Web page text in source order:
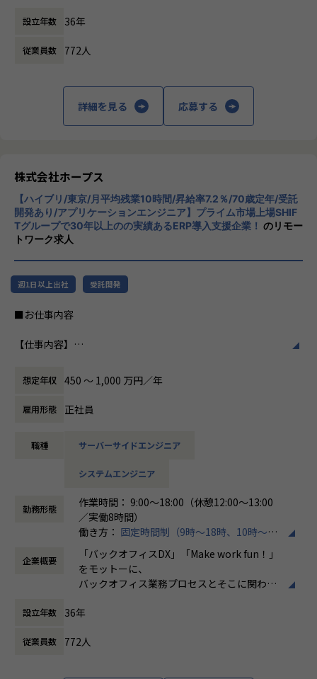
支える中核メンバーとしての活躍も期待しています。
きており、事業部全体でメンバーの育成に力を入れておりま
く携わることが可能です。
当社はSHIFTグループの強みを活かしながら、ERP・CRM・
EPM領域を中心としたDX支援を展開しており、ServiceNow
＜ポジションの魅力＞
・顧客と直接コミュニケーションを取りながらプロジェクト
を推進できる
・プロジェクトマネジメントやServiceNow導入の上流工程
に幅広く携わることができる
や組織づくりにもチャレンジできる
ら、将来的には組織マネージャーとしてのキャリア形成も可
※ご本人のご希望やご志向に合わせて、キャリアを作ってい
【キャリアパス※一例です※】
事業拡大フェーズだからこそ、決められたキャリアに沿うだ
・ServiceNow PMとしてプロジェクトマネジメントの専門性
・ServiceNowアーキテクトとして技術領域を牽引するキャ
・新規プロジェクト立ち上げや標準化推進など、事業成長に
直結する役割を担うキャリア
・メンバー育成や組織づくりを推進するマネジメントキャリ
・将来的に組織マネージャーとして事業・組織運営を担うキ
【事業責任者からのメッセージ】
はまだ浸透していないソリューションがたくさんあります。
企業競争力を向上させることを使命としてい
チ開発やコンサルティングまで幅広いサービ
スを提供しています。クラウドERPやローコ
ード開発を柱とし、業務効率化やDX推進、経
CloudやOracle ERP Cloudなどを活用し、企
業の業務プロセスを最適化し、経営管理の強
化を図っています1。
社風/文化
社内の風通しが良く、活気に満ちた雰囲気が
特徴です。多様性を重視し、様々な国籍や背
景を持つ社員が協力し合いながら働いていま
働き方/リモートワーク
均週2～3日の在宅勤務が可能です。転勤はな
きます。残業は月平均10時間程度と少なく、
設立年数 36年
従業員数 772人
詳細を見る 応募する
株式会社ホープス
【ハイブリ/東京/月平均残業10時間/昇給率7.2％/70歳定年/受託
開発あり/アプリケーションエンジニア】プライム市場上場SHIF
Tグループで30年以上のの実績あるERP導入支援企業！ のリモー
トワーク求人
週1日以上出社 受託開発
■お仕事内容
【仕事内容】
イルアプリの上流から開発工程までをご担当いただきます。
要件定義・開発・運用まで一貫して携わることができ、多く
のアプリケーション開発を経験することが可能です。
■大手ネットバンキング向けシステム画面設計
言語：Objectve-C、Swift OS：IOS/Android
■公庁向け大規模Web・モバイルアプリ開発プロジェクト
担当領域：要件定義／基本設計／詳細設計／実装／テスト／
リリース／運用保守
言語：React（TypeScript）Spring Boot（Java）OS：Linu
React Native（TypeScript）OS：Android
■生保業界向け顧客情報管理Webアプリケーションのマイグ
担当領域：要件定義／基本設計／詳細設計／実装
想定年収 450 〜 1,000 万円／年
雇用形態 正社員
職種 サーバーサイドエンジニア
システムエンジニア
勤務形態
作業時間： 9:00～18:00（休憩12:00～13:00
／実働8時間）
働き方： 固定時間制（9時～18時、10時～19
時など）
時間外労働の有無： 有（月平均10時間）
休憩時間： 60分
企業概要
「バックオフィスDX」「Make work fun！」
をモットーに、
バックオフィス業務プロセスとそこに関わる
企業競争力を向上させることを使命としてい
設立年数 36年
従業員数 772人